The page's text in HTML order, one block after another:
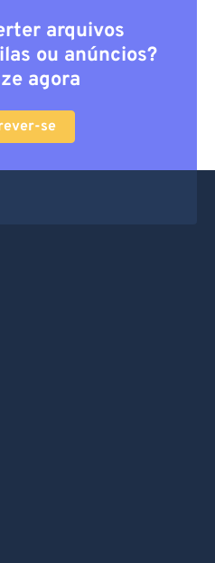
arquivos
ou anúncios?
agora
se